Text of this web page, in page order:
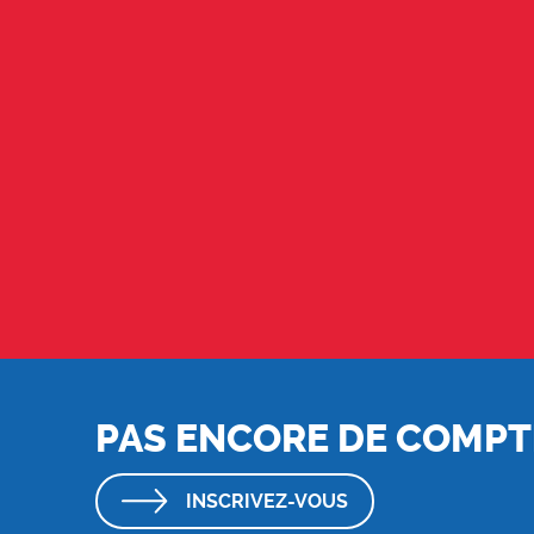
PAS ENCORE DE
INSCRIVEZ-VOUS